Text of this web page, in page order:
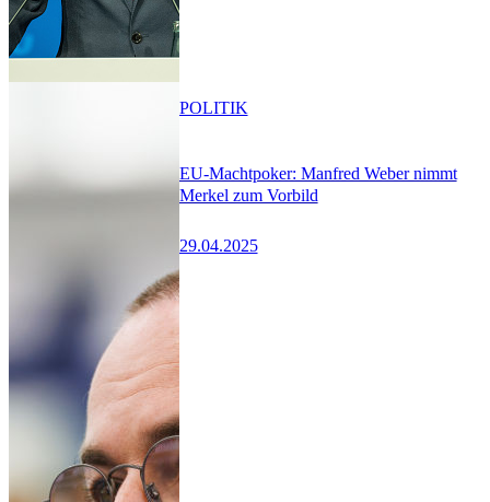
EU-Machtpoker: Manfred Weber nimmt
Merkel zum Vorbild
29.04.2025
POLITIK